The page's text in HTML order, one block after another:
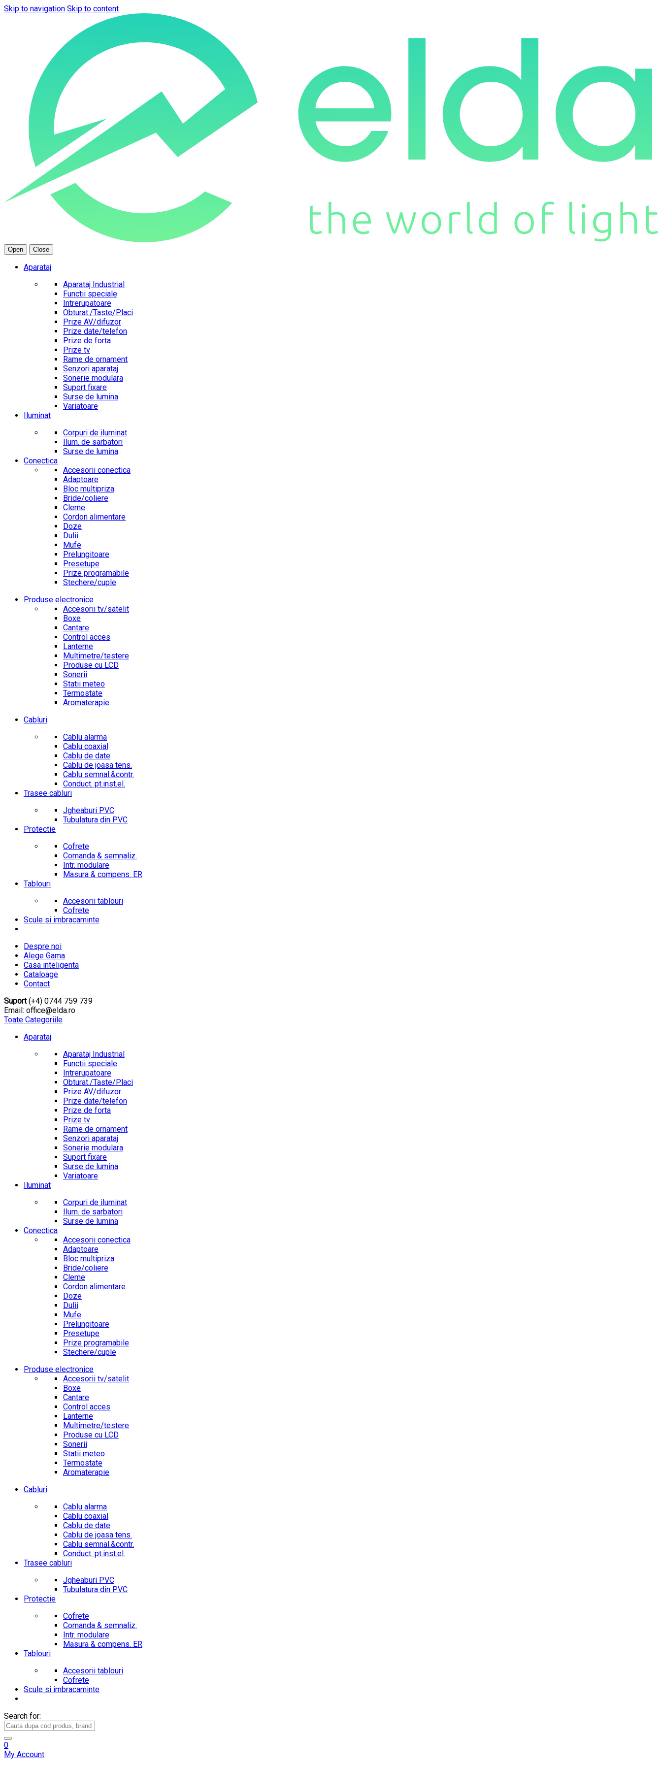
Skip to navigation Skip to content
Open Close
Aparataj
Aparataj Industrial
Functii speciale
Intrerupatoare
Obturat./Taste/Placi
Prize AV/difuzor
Prize date/telefon
Prize de forta
Prize tv
Rame de ornament
Senzori aparataj
Sonerie modulara
Suport fixare
Surse de lumina
Variatoare
Iluminat
Corpuri de iluminat
Ilum. de sarbatori
Surse de lumina
Conectica
Accesorii conectica
Adaptoare
Bloc multipriza
Bride/coliere
Cleme
Cordon alimentare
Doze
Dulii
Mufe
Prelungitoare
Presetupe
Prize programabile
Stechere/cuple
Produse electronice
Accesorii tv/satelit
Boxe
Cantare
Control acces
Lanterne
Multimetre/testere
Produse cu LCD
Sonerii
Statii meteo
Termostate
Aromaterapie
Cabluri
Cablu alarma
Cablu coaxial
Cablu de date
Cablu de joasa tens.
Cablu semnal.&contr.
Conduct. pt.inst.el.
Trasee cabluri
Jgheaburi PVC
Tubulatura din PVC
Protectie
Cofrete
Comanda & semnaliz.
Intr. modulare
Masura & compens. ER
Tablouri
Accesorii tablouri
Cofrete
Scule si imbracaminte
Despre noi
Alege Gama
Casa inteligenta
Cataloage
Contact
Suport(+4) 0744 759 739
Email: office@elda.ro
Toate Categoriile
Aparataj
Aparataj Industrial
Functii speciale
Intrerupatoare
Obturat./Taste/Placi
Prize AV/difuzor
Prize date/telefon
Prize de forta
Prize tv
Rame de ornament
Senzori aparataj
Sonerie modulara
Suport fixare
Surse de lumina
Variatoare
Iluminat
Corpuri de iluminat
Ilum. de sarbatori
Surse de lumina
Conectica
Accesorii conectica
Adaptoare
Bloc multipriza
Bride/coliere
Cleme
Cordon alimentare
Doze
Dulii
Mufe
Prelungitoare
Presetupe
Prize programabile
Stechere/cuple
Produse electronice
Accesorii tv/satelit
Boxe
Cantare
Control acces
Lanterne
Multimetre/testere
Produse cu LCD
Sonerii
Statii meteo
Termostate
Aromaterapie
Cabluri
Cablu alarma
Cablu coaxial
Cablu de date
Cablu de joasa tens.
Cablu semnal.&contr.
Conduct. pt.inst.el.
Trasee cabluri
Jgheaburi PVC
Tubulatura din PVC
Protectie
Cofrete
Comanda & semnaliz.
Intr. modulare
Masura & compens. ER
Tablouri
Accesorii tablouri
Cofrete
Scule si imbracaminte
Search for:
0
My Account